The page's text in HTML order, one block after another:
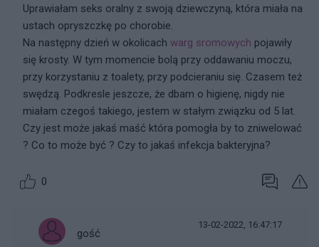
Uprawiałam seks oralny z swoją dziewczyną, która miała na
ustach opryszczkę po chorobie.
Na następny dzień w okolicach warg sromowych pojawiły
się krosty. W tym momencie bolą przy oddawaniu moczu,
przy korzystaniu z toalety, przy podcieraniu się. Czasem też
swędzą. Podkresle jeszcze, że dbam o higienę, nigdy nie
miałam czegoś takiego, jestem w stałym związku od 5 lat.
Czy jest może jakaś maść która pomogła by to zniwelować
? Co to może być ? Czy to jakaś infekcja bakteryjna?
0
gość
13-02-2022, 16:47:17